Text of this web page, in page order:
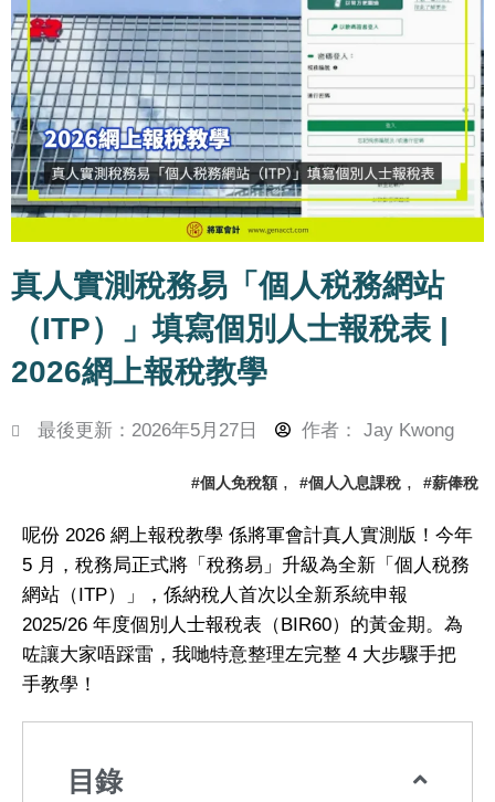
真人實測稅務易「個人税務網站
（ITP）」填寫個別人士報稅表 |
2026網上報稅教學
最後更新：2026年5月27日 作者： Jay Kwong
#個人免稅額 , #個人入息課稅 , #薪俸稅
呢份 2026 網上報稅教學 係將軍會計真人實測版！今年
5 月，稅務局正式將「稅務易」升級為全新「個人税務
網站（ITP）」，係納稅人首次以全新系統申報
2025/26 年度個別人士報稅表（BIR60）的黃金期。為
咗讓大家唔踩雷，我哋特意整理左完整 4 大步驟手把
手教學！
目錄